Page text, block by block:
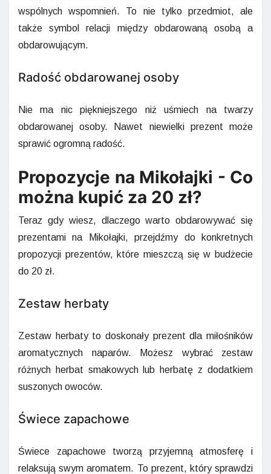
wspólnych wspomnień. To nie tylko przedmiot, ale
także symbol relacji między obdarowaną osobą a
obdarowującym.
Radość obdarowanej osoby
Nie ma nic piękniejszego niż uśmiech na twarzy
obdarowanej osoby. Nawet niewielki prezent może
sprawić ogromną radość.
Propozycje na Mikołajki - Co
można kupić za 20 zł?
Teraz gdy wiesz, dlaczego warto obdarowywać się
prezentami na Mikołajki, przejdźmy do konkretnych
propozycji prezentów, które mieszczą się w budżecie
do 20 zł.
Zestaw herbaty
Zestaw herbaty to doskonały prezent dla miłośników
aromatycznych naparów. Możesz wybrać zestaw
różnych herbat smakowych lub herbatę z dodatkiem
suszonych owoców.
Świece zapachowe
Świece zapachowe tworzą przyjemną atmosferę i
relaksują swym aromatem. To prezent, który sprawdzi